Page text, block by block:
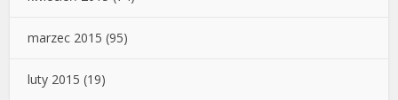
marzec 2015 (95)
luty 2015 (19)